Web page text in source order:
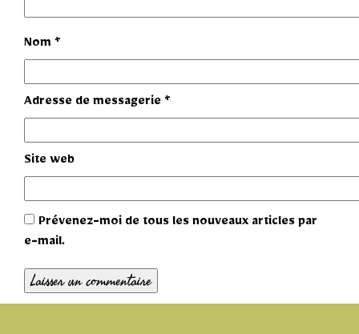
Nom *
Adresse de messagerie *
Site web
Prévenez-moi de tous les nouveaux articles par
e-mail.